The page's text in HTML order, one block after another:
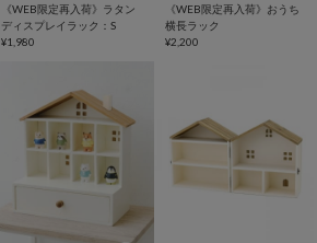
《WEB限定再入荷》ラタン
ディスプレイラック：S
¥1,980
《WEB限定再入荷》おうち
横長ラック
¥2,200